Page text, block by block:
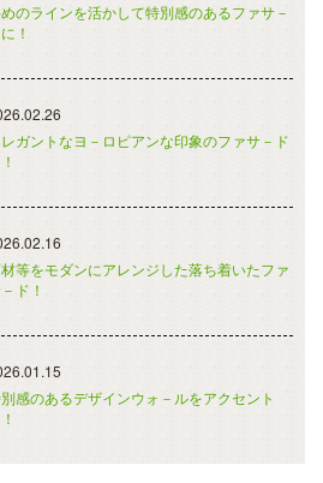
のラインを活かして特別感のあるファサ－
！
ガントなヨ－ロピアンな印象のファサ－ド
等をモダンにアレンジした落ち着いたファ
ド！
感のあるデザインウォ－ルをアクセント